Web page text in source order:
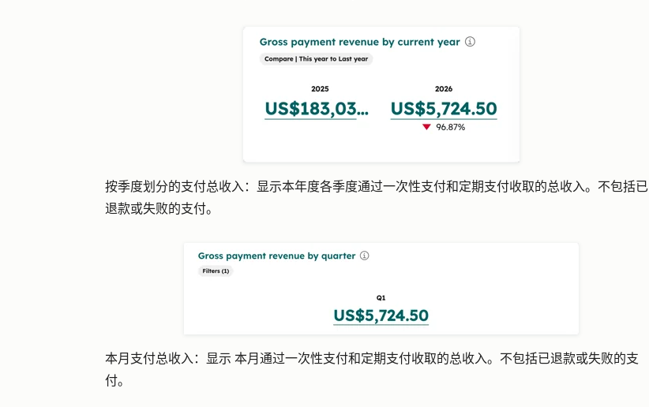
按季度划分的支付总收入：
显示本年度各季度通过一次性支付和定期支付收取的总收入。不包括已
退款或失败的支付。
本月支付总收入：显示 本月通过一次性支付和定期支付收取的总收入。不包括已退款或失败的支
付。